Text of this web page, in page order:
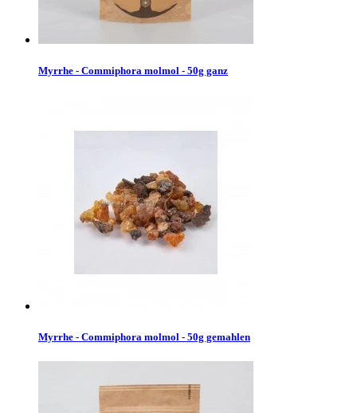
Myrrhe - Commiphora molmol - 50g ganz
Myrrhe - Commiphora molmol - 50g gemahlen